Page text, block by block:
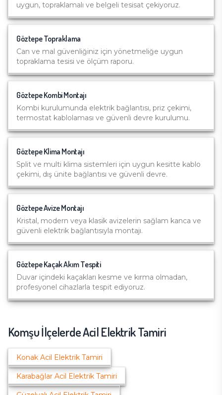
uygun, topraklamalı ve belgeli tesisat çekiyoruz.
GöztepeTopraklama
Can ve mal güvenliğiniz için yönetmeliğe uygun
topraklama tesisi ve ölçüm raporu.
GöztepeKombi Montajı
Kombi kurulumunda elektrik bağlantısı, priz çekimi,
termostat kablolaması ve güvenli devre kurulumu.
GöztepeKlima Montajı
Split ve multi klima sistemleri için uygun kesitte kablo
çekimi, dış ünite bağlantısı ve güvenli devre.
GöztepeAvize Montajı
Kristal, modern veya klasik avizelerin sağlam kanca ve
güvenli elektrik bağlantısıyla montajı.
GöztepeKaçak Akım Tespiti
Duvar içindeki kaçakları kesme ve kırma olmadan,
profesyonel cihazlarla tespit ediyoruz.
Komşu İlçelerdeAcil Elektrik Tamiri
Konak Acil Elektrik Tamiri
Karabağlar Acil Elektrik Tamiri